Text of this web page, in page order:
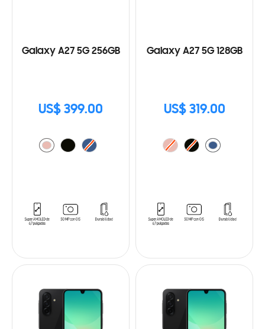
Galaxy A27 5G 256GB
US$ 399.00
Galaxy A27 5G 128GB
US$ 319.00